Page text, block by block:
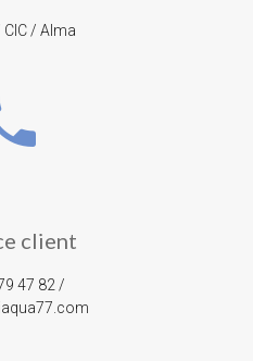
/ Alma
client
47 82 /